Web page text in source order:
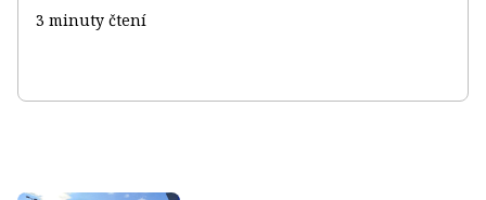
3 minuty čtení